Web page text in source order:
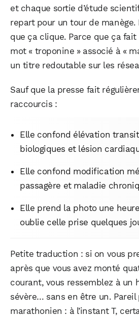
et chaque sortie d’étude
repart pour un tour de manège.
que ça clique. Parce que ça fait
mot « troponine » associé à «
un titre redoutable sur les
Sauf que la presse fait
raccourcis :
Elle confond élévation
biologiques et lésion
Elle confond modification
passagère et maladie
Elle prend la photo une
oublie celle prise quelques
Petite traduction : si on vous
après que vous avez monté
courant, vous ressemblez à un
sévère… sans en être un.
marathonien : à l’instant T,